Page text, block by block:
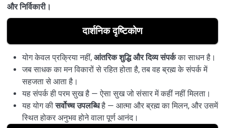
और निर्विकारी।
दार्शनिक दृष्टिकोण
योग केवल प्रक्रिया नहीं, आंतरिक शुद्धि और दिव्य संपर्कका साधन है।
जब साधक का मन विकारों से रहित होता है, तब वह ब्रह्म के संपर्क में
सहजता से आता है।
यह संपर्क ही परम सुख है — ऐसा सुख जो संसार में कहीं नहीं मिलता।
यह योग कीसर्वोच्च उपलब्धिहै — आत्मा और ब्रह्म का मिलन, और उसमें
स्थित होकर अनुभव होने वाला पूर्ण आनंद।